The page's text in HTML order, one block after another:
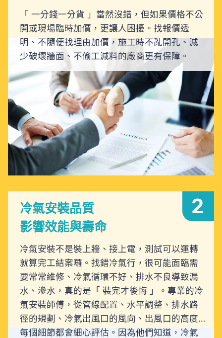
「 一分錢一分貨 」當然沒錯，但如果價格不公
開或現場臨時加價，更讓人困擾。找報價透
明、不隨便找理由加價，施工時不亂開孔、減
少破壞牆面、不偷工減料的廠商更有保障。
冷氣安裝品質
影響效能與壽命
冷氣安裝不是裝上牆、接上電，測試可以運轉
就算完工結案囉。找錯冷氣行，很可能面臨需
要常常維修、冷氣循環不好、排水不良導致漏
水、滲水，真的是「 裝完才後悔 」。專業的冷
氣安裝師傅，從管線配置、水平調整、排水路
徑的規劃、冷氣出風口的風向、出風口的高度…
每個細節都會細心評估。因為他們知道，冷氣
2